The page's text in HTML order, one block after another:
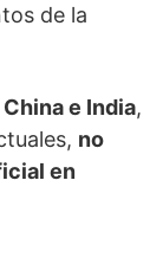
de la
China e India,
no
en